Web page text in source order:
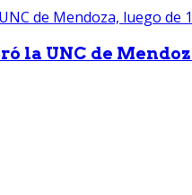
la UNC de